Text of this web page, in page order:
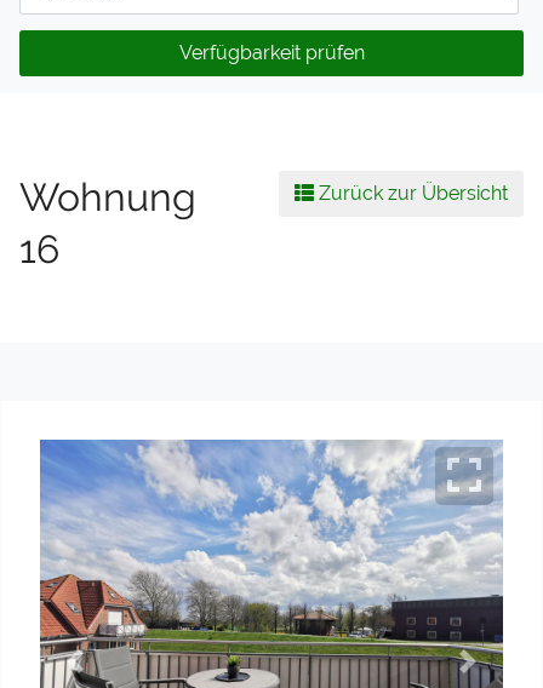
Verfügbarkeit prüfen
Wohnung
16
Zurück zur Übersicht
Previous Next